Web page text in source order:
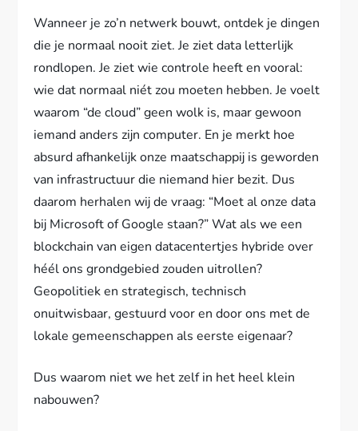
Wanneer je zo’n netwerk bouwt, ontdek je dingen
die je normaal nooit ziet. Je ziet data letterlijk
rondlopen. Je ziet wie controle heeft en vooral:
wie dat normaal niét zou moeten hebben. Je voelt
waarom “de cloud” geen wolk is, maar gewoon
iemand anders zijn computer. En je merkt hoe
absurd afhankelijk onze maatschappij is geworden
van infrastructuur die niemand hier bezit. Dus
daarom herhalen wij de vraag: “Moet al onze data
bij Microsoft of Google staan?” Wat als we een
blockchain van eigen datacentertjes hybride over
héél ons grondgebied zouden uitrollen?
Geopolitiek en strategisch, technisch
onuitwisbaar, gestuurd voor en door ons met de
lokale gemeenschappen als eerste eigenaar?
Dus waarom niet we het zelf in het heel klein
nabouwen?